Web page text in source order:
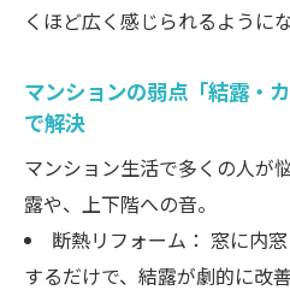
くほど広く感じられるようにな
マンションの弱点「結露・
で解決
マンション生活で多くの人が
露や、上下階への音。
断熱リフォーム： 窓に内
するだけで、結露が劇的に改